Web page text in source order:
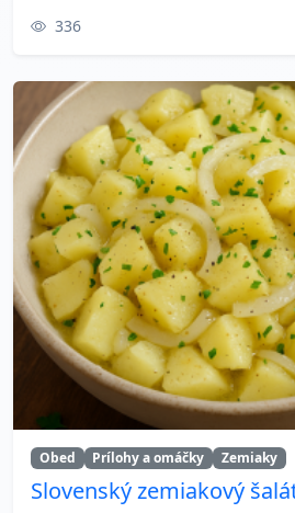
336
Obed Prílohy a omáčky Zemiaky
Slovenský zemiakový